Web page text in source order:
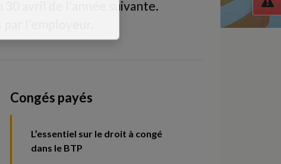
30 avril de l'année suivante.
Congés payés
L’essentiel sur le droit à congé
dans le BTP